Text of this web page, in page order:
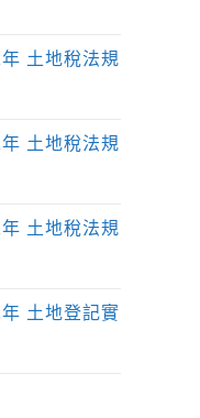
土地稅法規
土地稅法規
土地稅法規
土地登記實